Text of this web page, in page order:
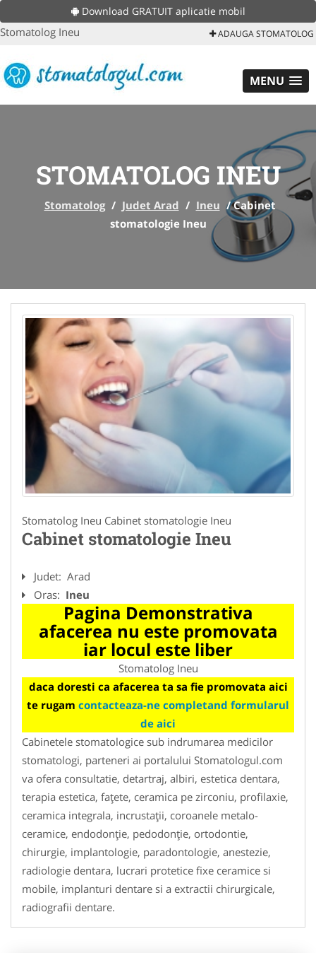
Download GRATUIT aplicatie mobil
Stomatolog Ineu ADAUGA STOMATOLOG
MENU
STOMATOLOG INEU
Stomatolog / Judet Arad / Ineu /Cabinet
stomatologie Ineu
Stomatolog Ineu Cabinet stomatologie Ineu
Cabinet stomatologie Ineu
Judet: Arad
Oras: Ineu
Pagina Demonstrativa
afacerea nu este promovata
iar locul este liber
Stomatolog Ineu
daca doresti ca afacerea ta sa fie promovata aici
te rugam contacteaza-ne completand formularul
de aici
Cabinetele stomatologice sub indrumarea medicilor
stomatologi, parteneri ai portalului Stomatologul.com
va ofera consultatie, detartraj, albiri, estetica dentara,
terapia estetica, faţete, ceramica pe zirconiu, profilaxie,
ceramica integrala, incrustaţii, coroanele metalo-
ceramice, endodonţie, pedodonţie, ortodontie,
chirurgie, implantologie, paradontologie, anestezie,
radiologie dentara, lucrari protetice fixe ceramice si
mobile, implanturi dentare si a extractii chirurgicale,
radiografii dentare.